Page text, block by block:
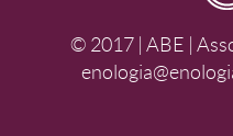
© 2017 | ABE |